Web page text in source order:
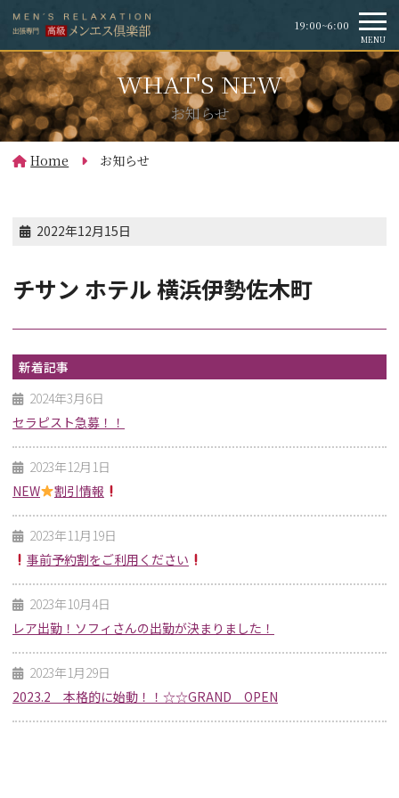
19:00~6:00
MENU
お知らせ
Home お知らせ
2022年12月15日
チサン ホテル 横浜伊勢佐木町
新着記事
2024年3月6日
セラピスト急募！！
2023年12月1日
NEW
割引情報
2023年11月19日
事前予約割をご利用ください
2023年10月4日
レア出勤！ソフィさんの出勤が決まりました！
2023年1月29日
2023.2 本格的に始動！！☆☆GRAND OPEN